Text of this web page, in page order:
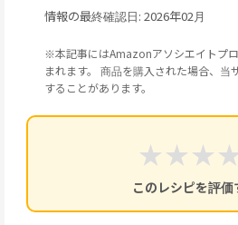
情報の最終確認日: 2026年02月
※本記事にはAmazonアソシエイトプ
まれます。 商品を購入された場合、当
することがあります。
★
★
★
このレシピを評